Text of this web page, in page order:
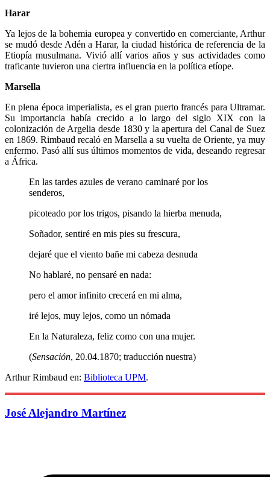
Harar
Ya lejos de la bohemia europea y convertido en comerciante, Arthur
se mudó desde Adén a Harar, la ciudad histórica de referencia de la
Etiopía musulmana. Vivió allí varios años y sus actividades como
traficante tuvieron una ciertra influencia en la política etíope.
Marsella
En plena época imperialista, es el gran puerto francés para Ultramar.
Su importancia había crecido a lo largo del siglo XIX con la
colonización de Argelia desde 1830 y la apertura del Canal de Suez
en 1869. Rimbaud recaló en Marsella a su vuelta de Oriente, ya muy
enfermo. Pasó allí sus últimos momentos de vida, deseando regresar
a África.
En las tardes azules de verano caminaré por los
senderos,
picoteado por los trigos, pisando la hierba menuda,
Soñador, sentiré en mis pies su frescura,
dejaré que el viento bañe mi cabeza desnuda
No hablaré, no pensaré en nada:
pero el amor infinito crecerá en mi alma,
iré lejos, muy lejos, como un nómada
En la Naturaleza, feliz como con una mujer.
(Sensación, 20.04.1870; traducción nuestra)
Arthur Rimbaud en: Biblioteca UPM.
José Alejandro Martínez